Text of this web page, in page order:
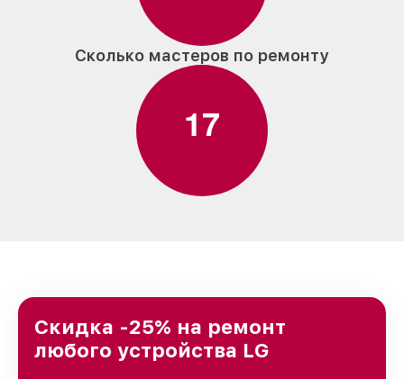
Сколько мастеров по ремонту
17
Скидка -25% на ремонт
любого устройства LG